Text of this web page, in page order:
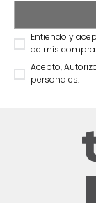
Entiendo y
de mis
Acepto,
personales.